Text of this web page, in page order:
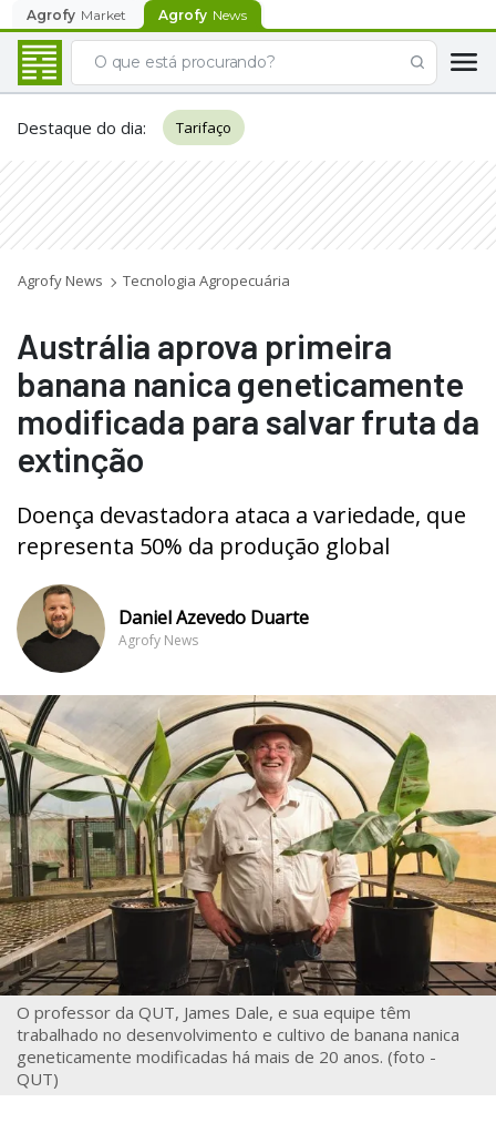
Agrofy Market Agrofy News
Destaque do dia: Tarifaço
Agrofy News Tecnologia Agropecuária
Austrália aprova primeira
banana nanica geneticamente
modificada para salvar fruta da
extinção
Doença devastadora ataca a variedade, que
representa 50% da produção global
Daniel Azevedo Duarte
Agrofy News
O professor da QUT, James Dale, e sua equipe têm
trabalhado no desenvolvimento e cultivo de banana nanica
geneticamente modificadas há mais de 20 anos. (foto -
QUT)